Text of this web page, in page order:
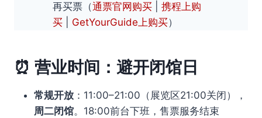
再买票（通票官网购买
携程上购
买
GetYourGuide上购买）
⏰ 营业时间：避开闭馆日
常规开放 ：11:00–21:00（展览区21:00关闭），
周二闭馆。18:00前台下班，售票服务结束